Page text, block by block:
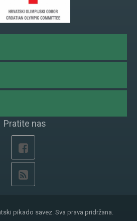
Pratite nas
pikado savez. Sva prava pridržana.